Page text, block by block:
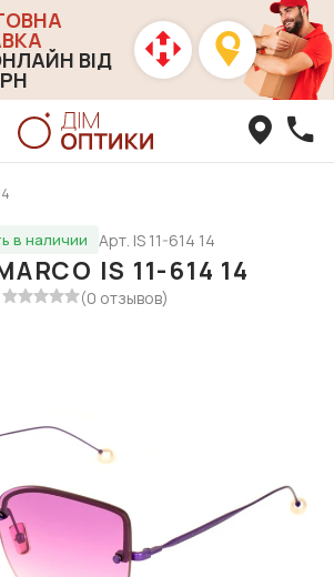
ВІД
в наличии Арт. IS 11-614 14
IS 11-614 14
(0 отзывов)